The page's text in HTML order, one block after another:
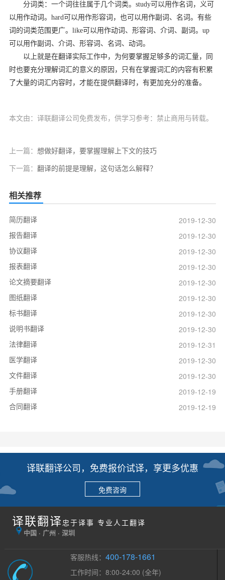
分词类：一个词往往属于几个词类。study可以用作名词，义可
以用作动词。hard可以用作形容词，也可以用作副词、名词。有些
词的词类范围更广。like可以用作动词、形容词、介词、副词。up
可以用作副词、介词、形容词、名词、动词。
以上就是在翻译实际工作中，为何要掌握足够多的词汇量，同
时也要充分理解词汇的意义的原因，只有在掌握词汇的内容有积累
了大量的词汇内容时，才能在提供翻译时，有更加充分的准备。
本文由：译联翻译公司免费发布，供学习参考：禁止商用与转载。
上一篇： 想做好翻译，要掌握理解上下文的技巧
下一篇： 翻译的前提是理解，这句话怎么解释？
相关推荐
简历翻译
2019-12-30
报告翻译
2019-12-30
协议翻译
2019-12-30
报表翻译
2019-12-30
论文摘要翻译
2019-12-30
图纸翻译
2019-12-30
标书翻译
2019-12-30
说明书翻译
2019-12-30
法律翻译
2019-12-31
医学翻译
2019-12-30
文件翻译
2019-12-30
手册翻译
2019-12-19
合同翻译
2019-12-19
译联翻译公司，免费报价试译，享更多优惠
免费咨询
译联翻译 忠于译事 专业人工翻译
中国 · 广州 · 深圳
客服热线：400-178-1661
工作时间：8:00-24:00 (全年)